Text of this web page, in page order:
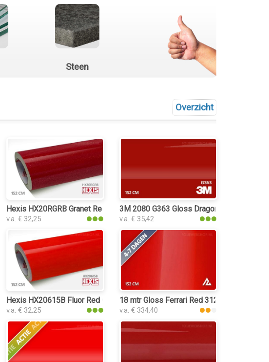
Steen
Overzicht
Hexis HX20RGRB Granet Red Gloss folie
v.a. € 32,25
3M 2080 G363 Gloss Dragon Fire Red folie
v.a. € 35,42
Hexis HX20615B Fluor Red Gloss folie
v.a. € 32,25
18 mtr Gloss Ferrari Red 3125 folie
v.a. € 334,40